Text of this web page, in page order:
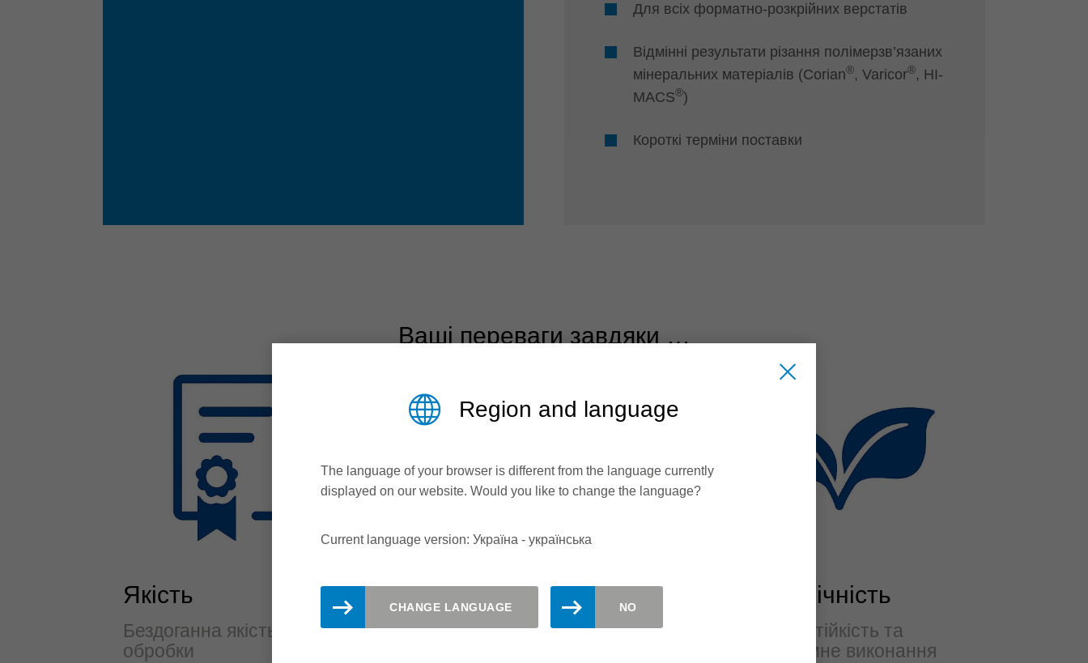
Для всіх форматно-розкрійних верстатів
Відмінні результати різання полімерзв’язаних
мінеральних матеріалів (Corian®, Varicor®, HI-
MACS®)
Короткі терміни поставки
Ваші переваги завдяки …
Якість
Бездоганна якість
обробки
Эфективність
Жодних доробок не
Экологічність
Висока стійкість та
малошумне виконання
Region and language
The language of your browser is different from the language currently
displayed on our website. Would you like to change the language?
Current language version: Україна - yкраїнська
CHANGE LANGUAGE NO